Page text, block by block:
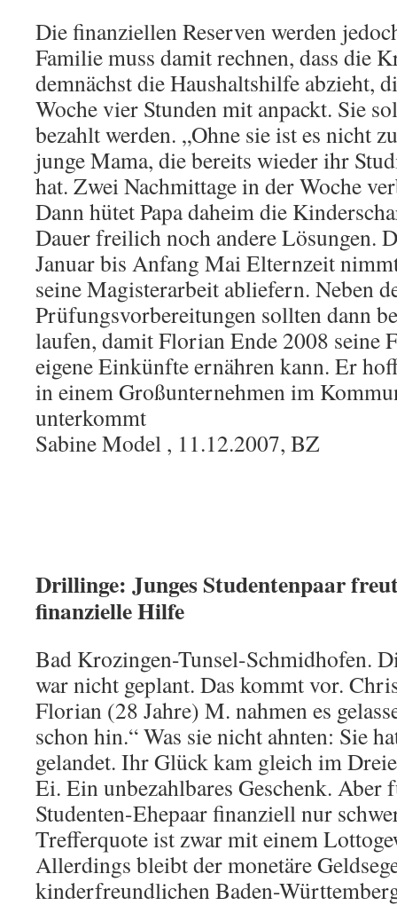
Die finanziellen Reserven werden
Familie muss damit rechnen, dass die
demnächst die Haushaltshilfe abzieht,
Woche vier Stunden mit anpackt. Sie
bezahlt werden. „Ohne sie ist es nicht
junge Mama, die bereits wieder ihr
hat. Zwei Nachmittage in der Woche
Dann hütet Papa daheim die
Dauer freilich noch andere Lösungen.
Januar bis Anfang Mai Elternzeit
seine Magisterarbeit abliefern. Neben
Prüfungsvorbereitungen sollten dann
laufen, damit Florian Ende 2008 seine
eigene Einkünfte ernähren kann. Er
in einem Großunternehmen im
unterkommt
Sabine Model , 11.12.2007, BZ
Drillinge: Junges Studentenpaar
finanzielle Hilfe
Bad Krozingen-Tunsel-Schmidhofen.
war nicht geplant. Das kommt vor.
Florian (28 Jahre) M. nahmen es
schon hin.“ Was sie nicht ahnten: Sie
gelandet. Ihr Glück kam gleich im
Ei. Ein unbezahlbares Geschenk. Aber
Studenten-Ehepaar finanziell nur
Trefferquote ist zwar mit einem
Allerdings bleibt der monetäre
kinderfreundlichen Baden-